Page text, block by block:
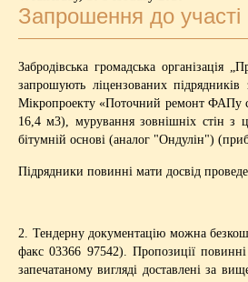
Запрошення до участі
Забродівська громадська
запрошують ліцензованих
Мікропроекту «Поточний ремонт ФАПу
16,4 м3), мурування зовнішніх стін з
бітумній основі (аналог "Ондулін")
Підрядники повинні мати досвід
2. Тендерну документацію можна
факс 03366 97542). Пропозиції
запечатаному вигляді доставлені за